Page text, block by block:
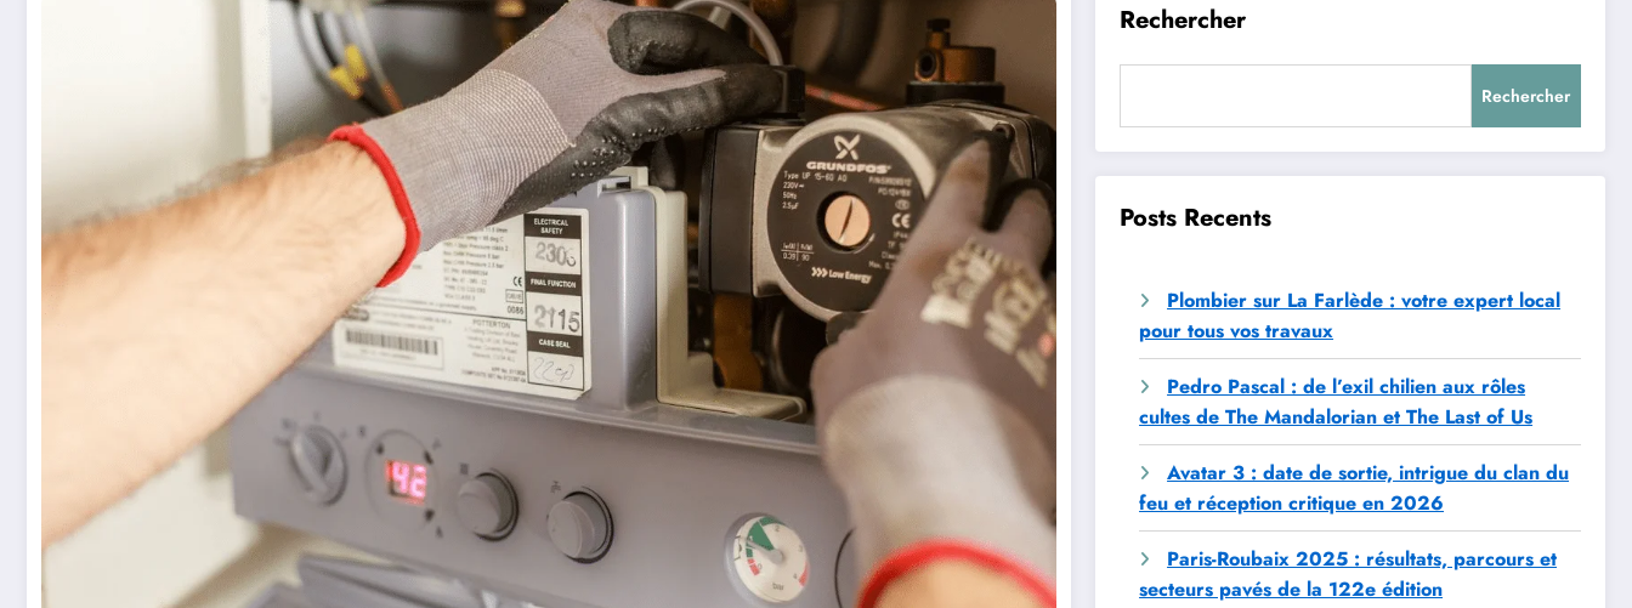
Rechercher
Rechercher
Posts Recents
Plombier sur La Farlède : votre expert local
pour tous vos travaux
Pedro Pascal : de l’exil chilien aux rôles
cultes de The Mandalorian et The Last of Us
Avatar 3 : date de sortie, intrigue du clan du
feu et réception critique en 2026
Paris-Roubaix 2025 : résultats, parcours et
secteurs pavés de la 122e édition